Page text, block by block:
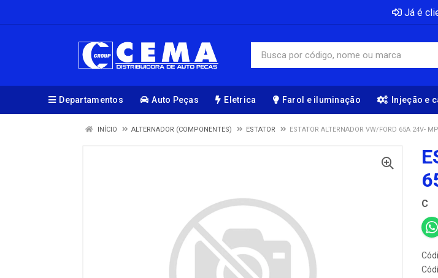
Já é
Departamentos Auto Peças Eletrica Farol e iluminação Injeção e
INÍCIO ALTERNADOR (COMPONENTES) ESTATOR ESTATOR ALTERNADOR VW/FORD 65A 24V-
C